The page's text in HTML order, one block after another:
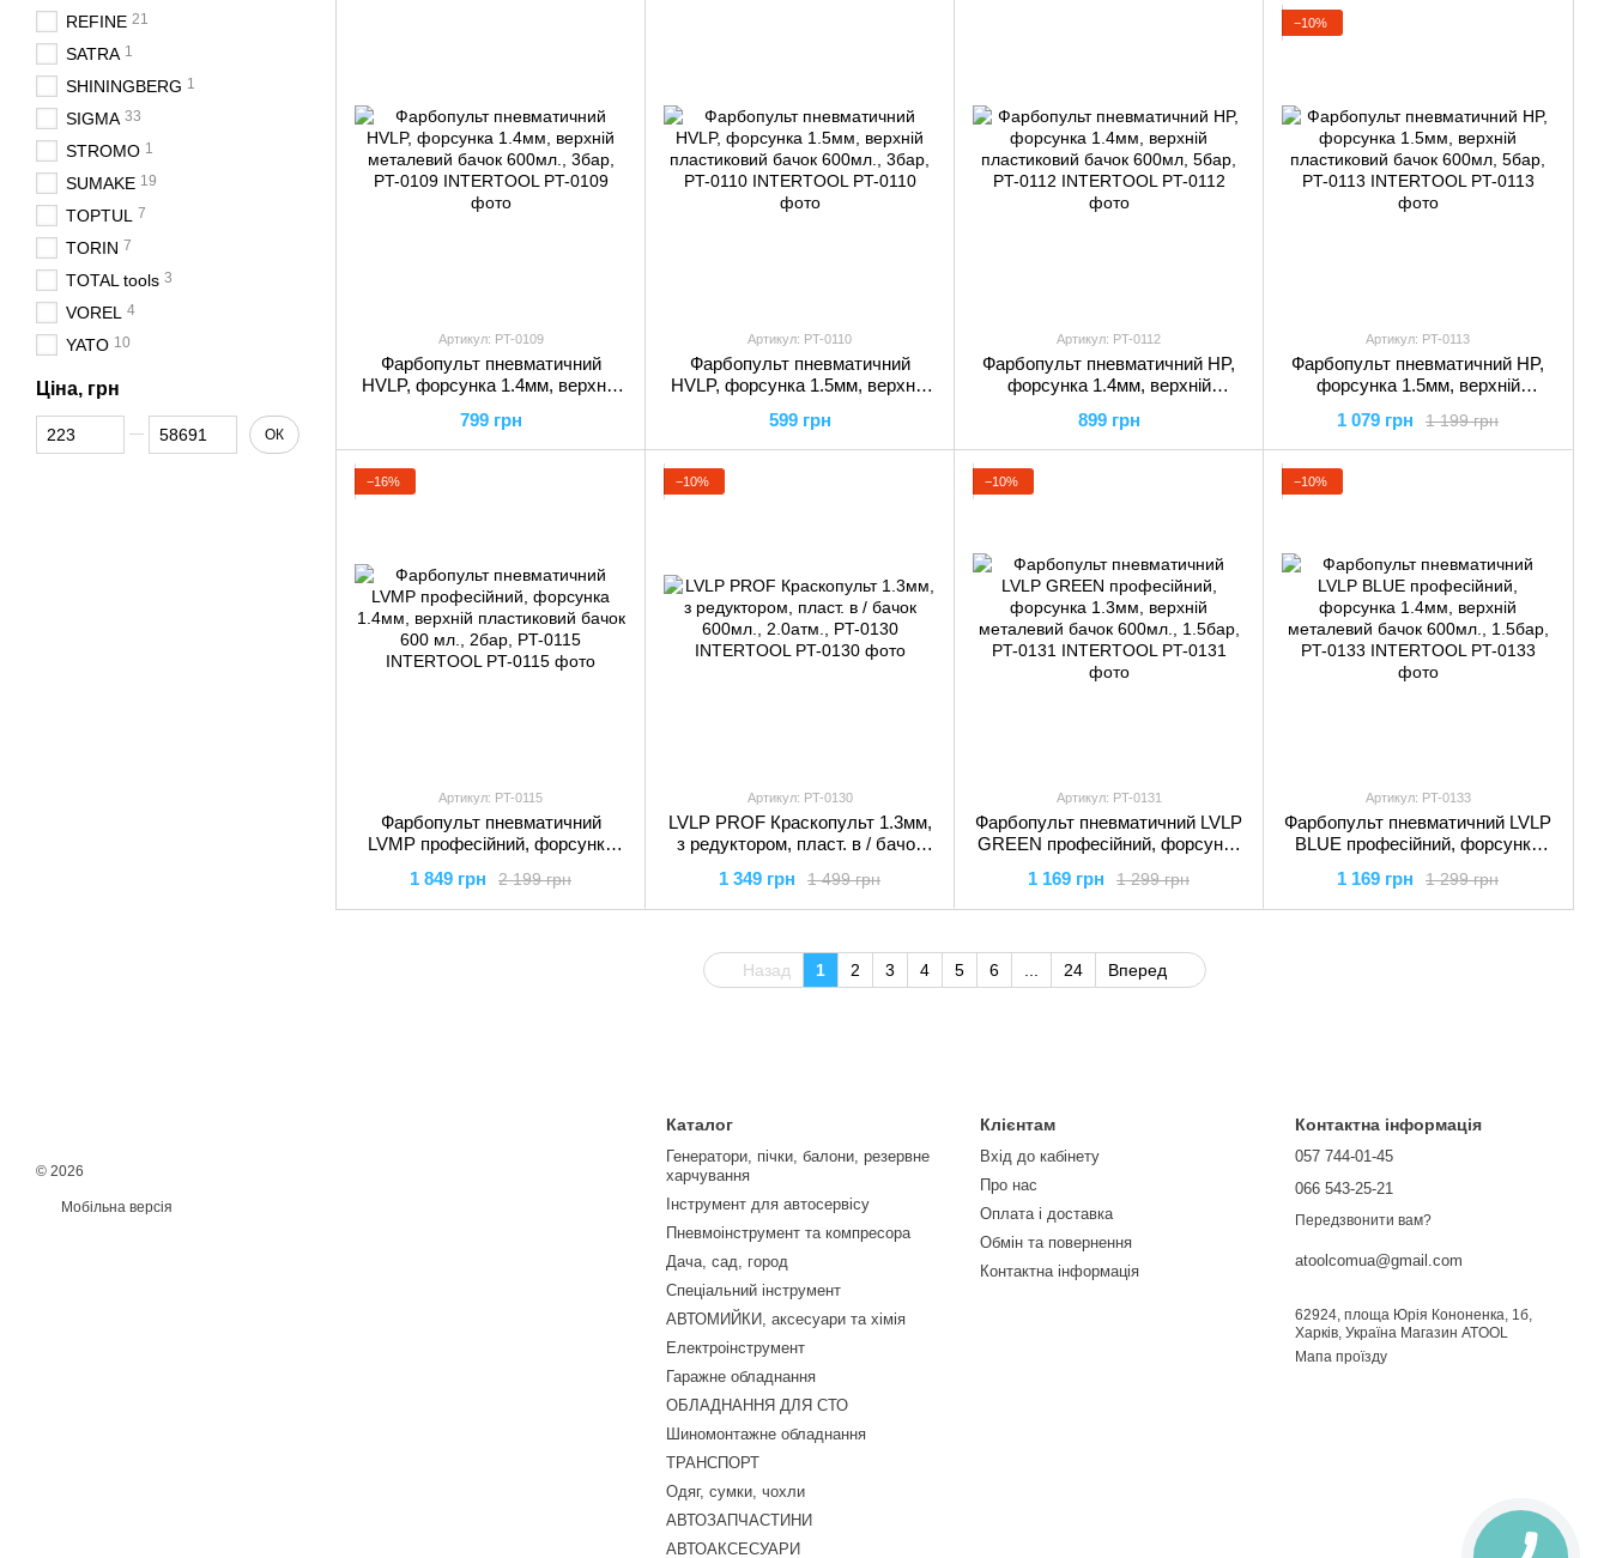
Артикул: PT-0109
Фарбопульт пневматичний
HVLP, форсунка 1.4мм, верхній
PT-0109 INTERTOOL
799 грн
Артикул: PT-0110
Фарбопульт пневматичний
HVLP, форсунка 1.5мм, верхній
PT-0110 INTERTOOL
599 грн
Артикул: PT-0112
Фарбопульт пневматичний HP,
форсунка 1.4мм, верхній
PT-0112 INTERTOOL
899 грн
−10%
Артикул: PT-0113
Фарбопульт пневматичний HP,
форсунка 1.5мм, верхній
PT-0113 INTERTOOL
1 199 грн
1 079 грн
−16%
Артикул: PT-0115
Фарбопульт пневматичний
LVMP професійний, форсунка
бачок 600 мл., 2бар, PT-0115
INTERTOOL
2 199 грн
1 849 грн
−10%
Артикул: PT-0130
LVLP PROF Краскопульт 1.3мм,
з редуктором, пласт. в / бачок
INTERTOOL
1 499 грн
1 349 грн
−10%
Артикул: PT-0131
Фарбопульт пневматичний LVLP
GREEN професійний, форсунка
600мл., 1.5бар, PT-0131
INTERTOOL
1 299 грн
1 169 грн
−10%
Артикул: PT-0133
Фарбопульт пневматичний LVLP
BLUE професійний, форсунка
600мл., 1.5бар, PT-0133
INTERTOOL
1 299 грн
1 169 грн
Назад 1 2 3 4 5 6 24 Вперед
REFINE 21
SATRA 1
SHININGBERG 1
SIGMA 33
STROMO 1
SUMAKE 19
TOPTUL 7
TORIN 7
TOTAL tools 3
VOREL 4
YATO 10
Ціна, грн
Від Ціна, грн
До Ціна, грн ОК
© 2026
Мобільна версія
Каталог
Генератори, пічки, балони, резервне
харчування
Інструмент для автосервісу
Пневмоінструмент та компресора
Дача, сад, город
Спеціальний інструмент
АВТОМИЙКИ, аксесуари та хімія
Електроінструмент
Гаражне обладнання
ОБЛАДНАННЯ ДЛЯ СТО
Шиномонтажне обладнання
ТРАНСПОРТ
Одяг, сумки, чохли
АВТОЗАПЧАСТИНИ
АВТОАКСЕСУАРИ
Клієнтам
Вхід до кабінету
Про нас
Оплата і доставка
Обмін та повернення
Контактна інформація
Контактна інформація
057 744-01-45
066 543-25-21
Передзвонити вам?
atoolcomua@gmail.com
62924, площа Юрія Кононенка, 1б,
Харків, Україна Магазин ATOOL
Мапа проїзду